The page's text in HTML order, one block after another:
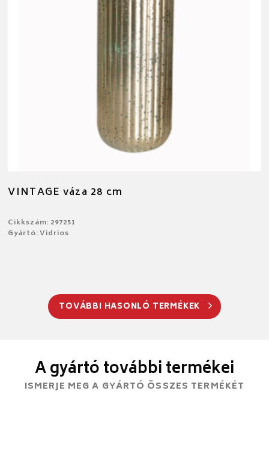
VINTAGE váza 28 cm
Cikkszám: 297251
Gyártó: Vidrios
TOVÁBBI HASONLÓ TERMÉKEK
A gyártó további termékei
ISMERJE MEG A GYÁRTÓ ÖSSZES TERMÉKÉT